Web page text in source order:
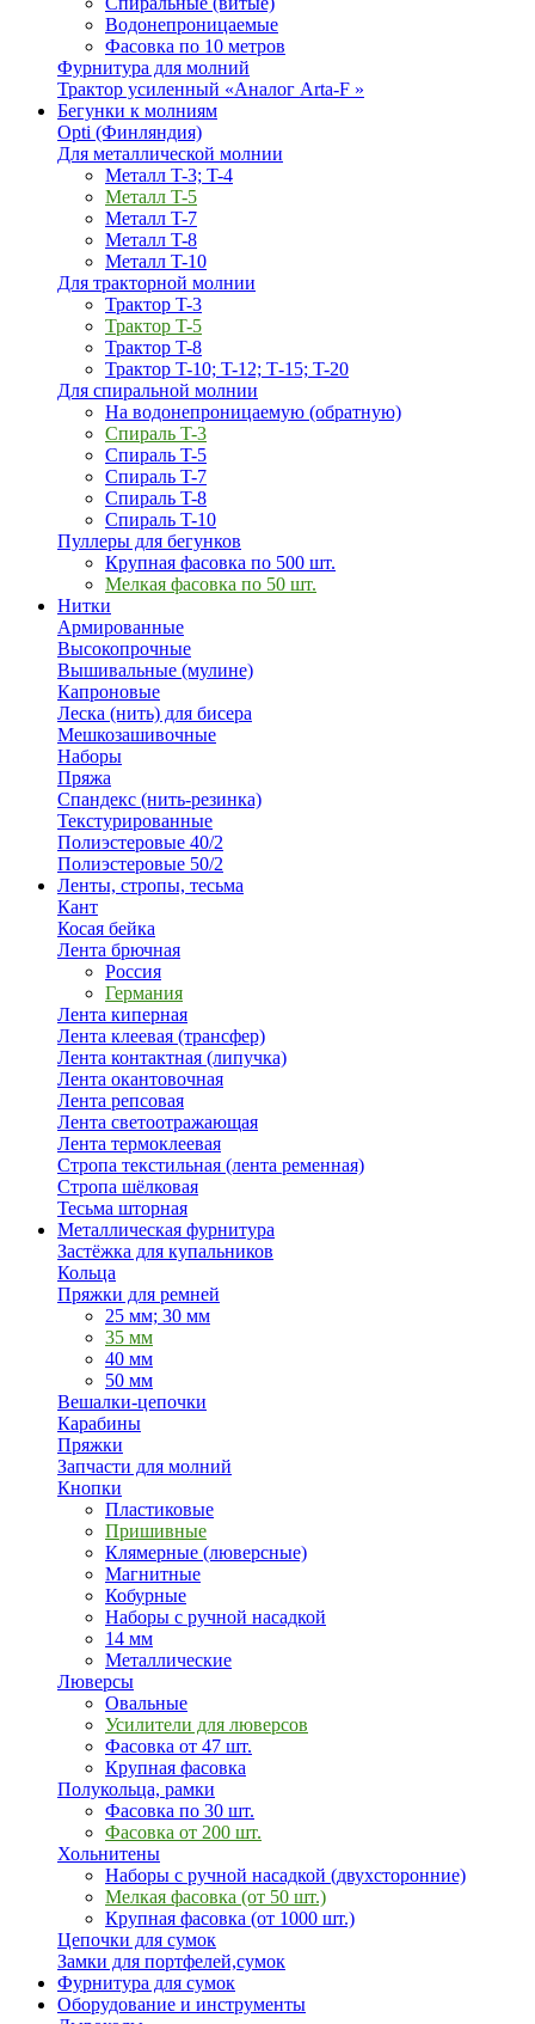
Водонепроницаемые
Фасовка по 10 метров
Фурнитура для молний
Трактор усиленный «Аналог Arta-F »
Бегунки к молниям
Opti (Финляндия)
Для металлической молнии
Металл T-3; T-4
Металл T-5
Металл T-7
Металл T-8
Металл T-10
Для тракторной молнии
Трактор T-3
Трактор T-5
Трактор T-8
Трактор T-10; T-12; Т-15; T-20
Для спиральной молнии
На водонепроницаемую (обратную)
Спираль T-3
Спираль T-5
Спираль T-7
Спираль T-8
Спираль T-10
Пуллеры для бегунков
Крупная фасовка по 500 шт.
Мелкая фасовка по 50 шт.
Нитки
Армированные
Высокопрочные
Вышивальные (мулине)
Капроновые
Леска (нить) для бисера
Мешкозашивочные
Наборы
Пряжа
Спандекс (нить-резинка)
Текстурированные
Полиэстеровые 40/2
Полиэстеровые 50/2
Ленты, стропы, тесьма
Кант
Косая бейка
Лента брючная
Россия
Германия
Лента киперная
Лента клеевая (трансфер)
Лента контактная (липучка)
Лента окантовочная
Лента репсовая
Лента светоотражающая
Лента термоклеевая
Стропа текстильная (лента ременная)
Стропа шёлковая
Тесьма шторная
Металлическая фурнитура
Застёжка для купальников
Кольца
Пряжки для ремней
25 мм; 30 мм
35 мм
40 мм
50 мм
Вешалки-цепочки
Карабины
Пряжки
Запчасти для молний
Кнопки
Пластиковые
Пришивные
Клямерные (люверсные)
Магнитные
Кобурные
Наборы с ручной насадкой
14 мм
Металлические
Люверсы
Овальные
Усилители для люверсов
Фасовка от 47 шт.
Крупная фасовка
Полукольца, рамки
Фасовка по 30 шт.
Фасовка от 200 шт.
Хольнитены
Наборы с ручной насадкой (двухсторонние)
Мелкая фасовка (от 50 шт.)
Крупная фасовка (от 1000 шт.)
Цепочки для сумок
Замки для портфелей,сумок
Фурнитура для сумок
Оборудование и инструменты